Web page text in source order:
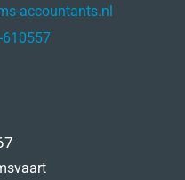
accountants.nl
610557